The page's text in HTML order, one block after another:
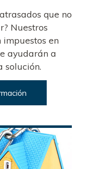
que no
Nuestros
impuestos en
ayudarán a
solución.